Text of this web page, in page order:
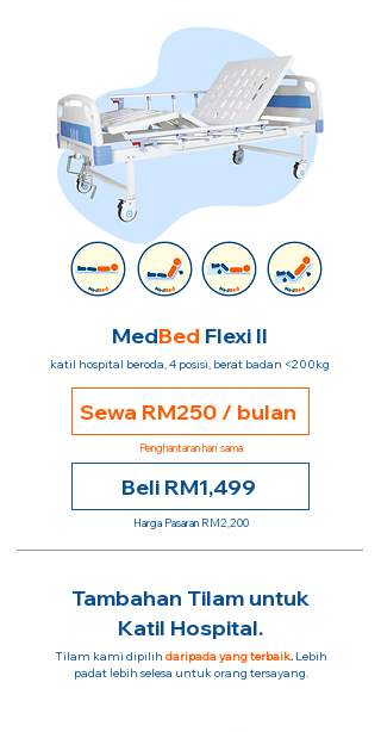
MedBed Flexi II
katil hospital beroda, 4 posisi, berat badan <200kg
Sewa RM250 / bulan
Penghantaran hari sama
Beli RM1,499
Harga Pasaran RM2,200
Tambahan Tilam untuk
Katil Hospital.
Tilam kami dipilih daripada yang terbaik.Lebih
padat lebih selesa untuk orang tersayang.